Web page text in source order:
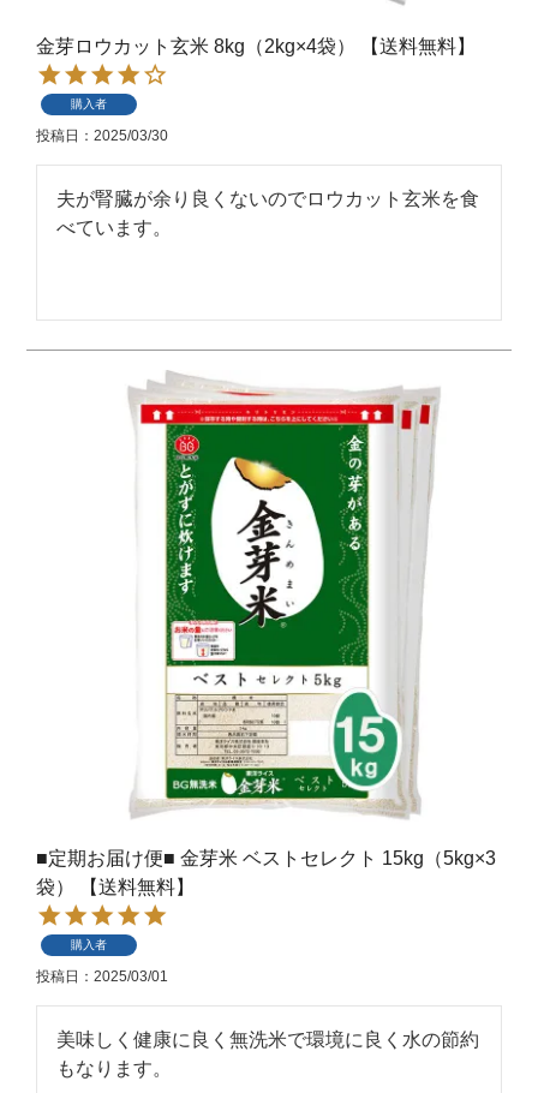
金芽ロウカット玄米 8kg（2kg×4袋） 【送料無料】
購入者
投稿日 2025/03/30
夫が腎臓が余り良くないのでロウカット玄米を食
べています。
■定期お届け便■ 金芽米 ベストセレクト 15kg（5kg×3
袋） 【送料無料】
購入者
投稿日 2025/03/01
美味しく健康に良く無洗米で環境に良く水の節約